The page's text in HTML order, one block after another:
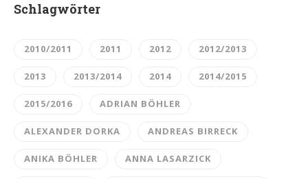
Schlagwörter
2010/2011 2011 2012 2012/2013
2013 2013/2014 2014 2014/2015
2015/2016 ADRIAN BÖHLER
ALEXANDER DORKA ANDREAS BIRRECK
ANIKA BÖHLER ANNA LASARZICK